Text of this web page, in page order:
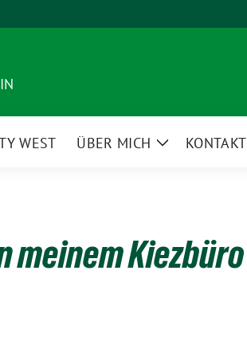
WEST ÜBER MICH
ZeigeKONTAKT
Kiezbüro